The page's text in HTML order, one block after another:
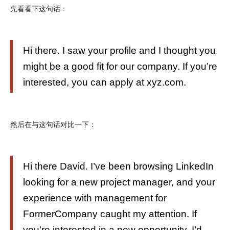
先看看下这句话：
Hi there. I saw your profile and I thought you
might be a good fit for our company. If you’re
interested, you can apply at xyz.com.
然后在与这句话对比一下：
Hi there David. I’ve been browsing LinkedIn
looking for a new project manager, and your
experience with management for
FormerCompany caught my attention. If